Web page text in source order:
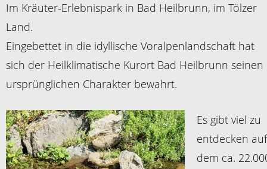
Im Kräuter-Erlebnispark in Bad Heilbrunn, im Tölzer
Land.
Eingebettet in die idyllische Voralpenlandschaft hat
sich der Heilklimatische Kurort Bad Heilbrunn seinen
ursprünglichen Charakter bewahrt.
Es gibt viel zu
entdecken auf
dem ca.